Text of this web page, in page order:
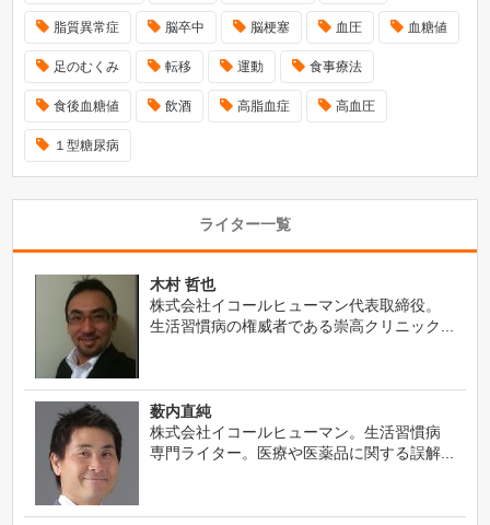
脂質異常症 脳卒中 脳梗塞 血圧 血糖値
足のむくみ 転移 運動 食事療法
食後血糖値 飲酒 高脂血症 高血圧
１型糖尿病
ライター一覧
木村 哲也
株式会社イコールヒューマン代表取締役。
生活習慣病の権威者である崇高クリニック...
薮内直純
株式会社イコールヒューマン。生活習慣病
専門ライター。医療や医薬品に関する誤解...